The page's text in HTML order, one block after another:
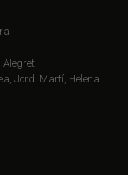
Alegret
Jordi Martí, Helena